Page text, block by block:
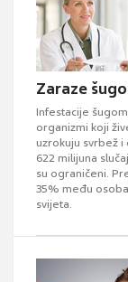
Zaraze
Infestacije
organizmi koji
uzrokuju svrbež
622 milijuna
su ograničeni.
35% među
svijeta.